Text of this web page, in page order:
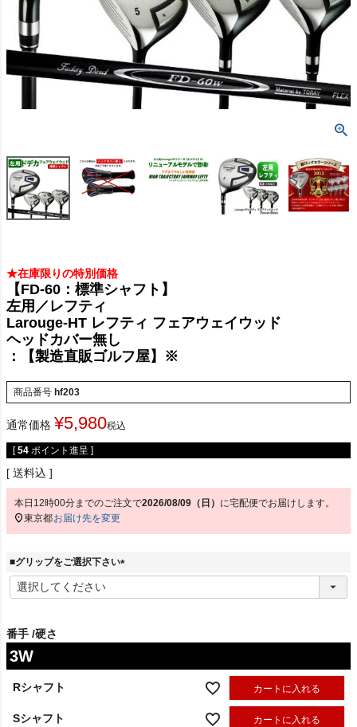
★在庫限りの特別価格
【FD-60：標準シャフト】
左用／レフティ
Larouge-HT レフティ フェアウェイウッド
ヘッドカバー無し
：【製造直販ゴルフ屋】※
商品番号 hf203
通常価格 ¥5,980税込
[ 54 ポイント進呈 ]
送料込
本日 12時00分までのご注文で2026/08/09（日） に宅配便 でお届けします。
東京都お届け先を変更
■グリップをご選択下さい
必
番手 硬さ
3W
Rシャフト カートに入れる
Sシャフト カートに入れる